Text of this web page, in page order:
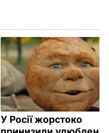
У Росії жорстоко